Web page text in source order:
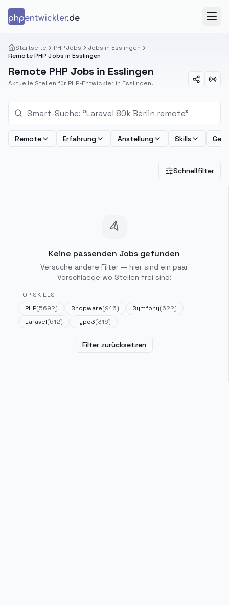
phpentwickler.de
Startseite PHP Jobs
Jobs in Esslingen
Remote PHP Jobs in Esslingen
Remote PHP Jobs in Esslingen
Aktuelle Stellen für PHP-Entwickler in Esslingen.
Remote Erfahrung Anstellung Skills
Schnellfilter
Keine passenden Jobs gefunden
Versuche andere Filter — hier sind ein paar
Vorschlaege wo Stellen frei sind:
TOP SKILLS
PHP(5692) Shopware(946) Symfony(622)
Laravel(612) Typo3(316)
Filter zurücksetzen